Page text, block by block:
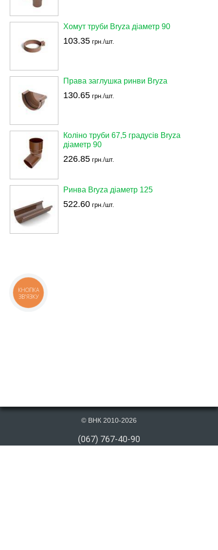
Хомут труби Bryza діаметр 90
103.35 грн./шт.
Права заглушка ринви Bryza
130.65 грн./шт.
Коліно труби 67,5 градусів Bryza
діаметр 90
226.85 грн./шт.
Ринва Bryza діаметр 125
522.60 грн./шт.
© ВНК 2010-2026
(067) 767-40-90
КНОПКА
ЗВ'ЯЗКУ